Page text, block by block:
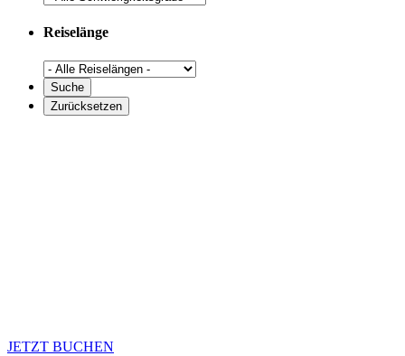
Reiselänge
JETZT BUCHEN